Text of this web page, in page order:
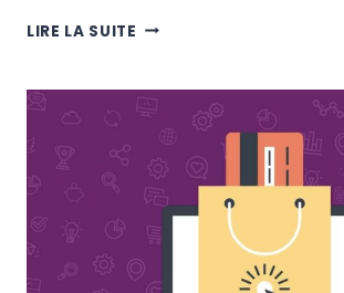
LIRE LA SUITE E-
:
COMMENT
TIRER
PROFIT
D’UN
MARCHÉ
EN
PLEINE
CROISSANCE